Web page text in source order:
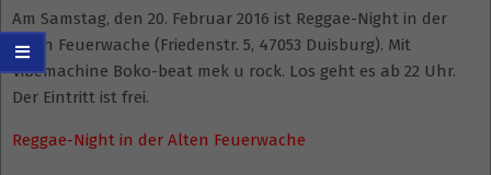
Am Samstag, den 20. Februar 2016 ist Reggae-Night in der
Alten Feuerwache (Friedenstr. 5, 47053 Duisburg). Mit
Vibemachine Boko-beat mek u rock. Los geht es ab 22 Uhr.
Der Eintritt ist frei.
Reggae-Night in der Alten Feuerwache